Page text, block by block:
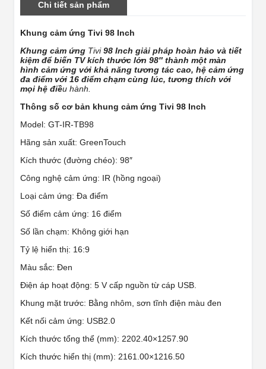
Chi tiết sản phẩm
Khung cảm ứng Tivi 98 Inch
Khung cảm ứng Tivi98 Inch giải pháp hoàn hảo và tiết
kiệm để biến TV kích thước lớn 98″ thành một màn
hình cảm ứng với khả năng tương tác cao, hệ cảm ứng
đa điểm với 16 điểm chạm cùng lúc, tương thích với
mọi hệ điều hành.
Thông số cơ bản khung cảm ứng Tivi 98 Inch
Model: GT-IR-TB98
Hãng sản xuất: GreenTouch
Kích thước (đường chéo): 98″
Công nghệ cảm ứng: IR (hồng ngoại)
Loại cảm ứng: Đa điểm
Số điểm cảm ứng: 16 điểm
Số lần chạm: Không giới hạn
Tỷ lệ hiển thị: 16:9
Màu sắc: Đen
Điện áp hoạt động: 5 V cấp nguồn từ cáp USB.
Khung mặt trước: Bằng nhôm, sơn tĩnh điện màu đen
Kết nối cảm ứng: USB2.0
Kích thước tổng thể (mm): 2202.40×1257.90
Kích thước hiển thị (mm): 2161.00×1216.50